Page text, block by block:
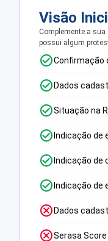
Visão
Complemente a
possui algum
Confirmação
Dados
Situação na
Indicação
Indicação
Indicação de
Dados
Serasa